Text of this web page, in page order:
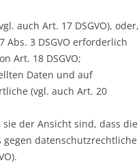
auch Art. 17 DSGVO), oder,
3 DSGVO erforderlich
Art. 18 DSGVO;
Daten und auf
(vgl. auch Art. 20
der Ansicht sind, dass die
datenschutzrechtliche